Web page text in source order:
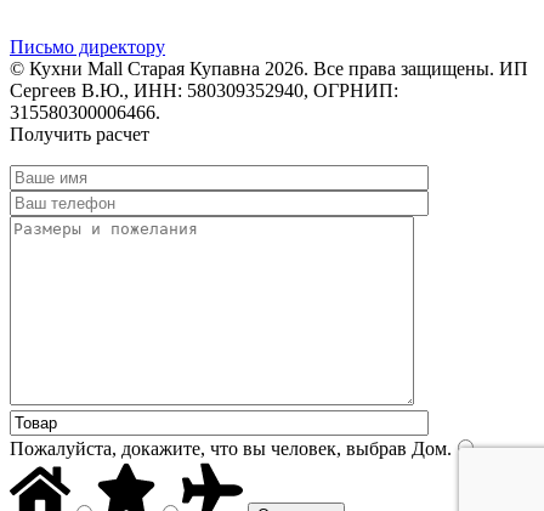
Письмо директору
© Кухни Mall Старая Купавна 2026. Все права защищены. ИП
Сергеев В.Ю., ИНН: 580309352940, ОГРНИП:
315580300006466.
Получить расчет
Пожалуйста, докажите, что вы человек, выбрав Дом.